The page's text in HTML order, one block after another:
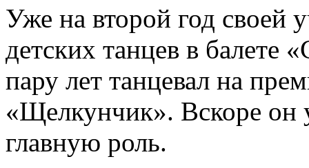
Уже на второй год своей
детских танцев в балете
пару лет танцевал на
«Щелкунчик». Вскоре он
главную роль.